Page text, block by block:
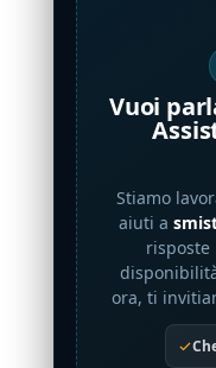
Vuoi
Stiamo
aiuti a
risposte
ora, ti